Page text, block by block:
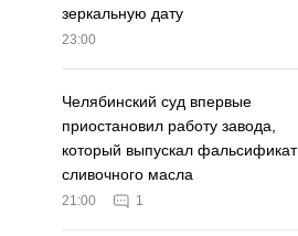
зеркальную дату
23:00
Челябинский суд впервые
приостановил работу завода,
который выпускал фальсификат
сливочного масла
21:00 1